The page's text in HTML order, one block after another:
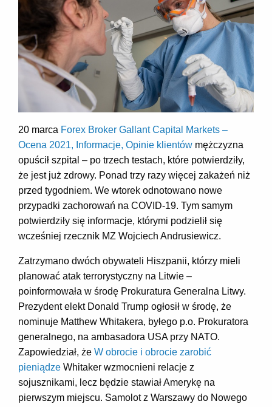
20 marca Forex Broker Gallant Capital Markets –
Ocena 2021, Informacje, Opinie klientów mężczyzna
opuścił szpital – po trzech testach, które potwierdziły,
że jest już zdrowy. Ponad trzy razy więcej zakażeń niż
przed tygodniem. We wtorek odnotowano nowe
przypadki zachorowań na COVID-19. Tym samym
potwierdziły się informacje, którymi podzielił się
wcześniej rzecznik MZ Wojciech Andrusiewicz.
Zatrzymano dwóch obywateli Hiszpanii, którzy mieli
planować atak terrorystyczny na Litwie –
poinformowała w środę Prokuratura Generalna Litwy.
Prezydent elekt Donald Trump ogłosił w środę, że
nominuje Matthew Whitakera, byłego p.o. Prokuratora
generalnego, na ambasadora USA przy NATO.
Zapowiedział, że W obrocie i obrocie zarobić
pieniądze Whitaker wzmocnieni relacje z
sojusznikami, lecz będzie stawiał Amerykę na
pierwszym miejscu. Samolot z Warszawy do Nowego